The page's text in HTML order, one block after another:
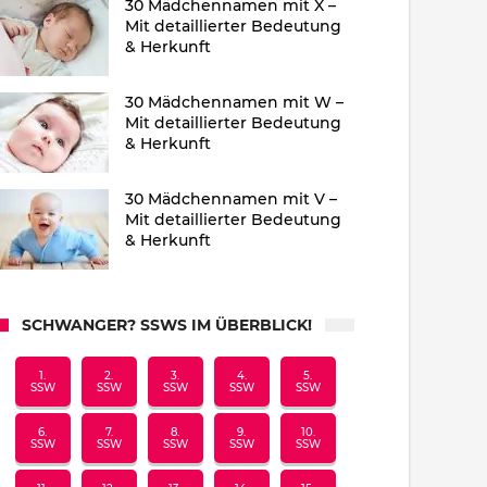
30 Mädchennamen mit X –
Mit detaillierter Bedeutung
& Herkunft
30 Mädchennamen mit W –
Mit detaillierter Bedeutung
& Herkunft
30 Mädchennamen mit V –
Mit detaillierter Bedeutung
& Herkunft
SCHWANGER? SSWS IM ÜBERBLICK!
1.
SSW
2.
SSW
3.
SSW
4.
SSW
5.
SSW
6.
SSW
7.
SSW
8.
SSW
9.
SSW
10.
SSW